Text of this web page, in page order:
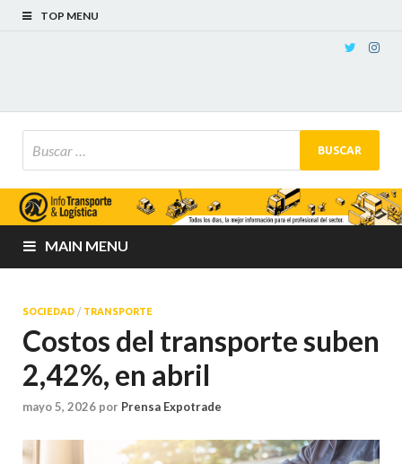
TOP MENU
MAIN MENU
SOCIEDAD / TRANSPORTE
Costos del transporte suben
2,42%, en abril
mayo 5, 2026 por Prensa Expotrade